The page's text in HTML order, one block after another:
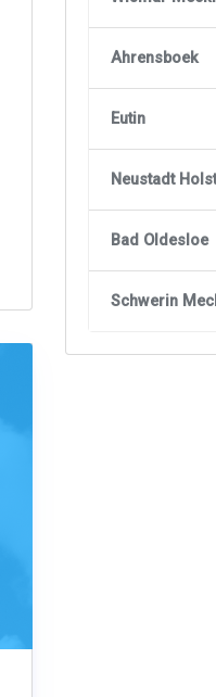
Ahrensboek
Eutin
Neustadt
Bad Oldesloe
Schwerin